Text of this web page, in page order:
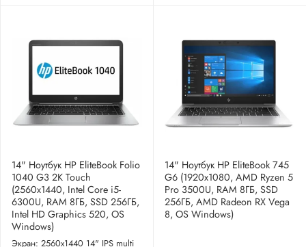
14" Ноутбук HP EliteBook Folio
1040 G3 2K Touch
(2560x1440, Intel Core i5-
6300U, RAM 8ГБ, SSD 256ГБ,
Intel HD Graphics 520, OS
Windows)
Экран: 2560x1440 14" IPS multi
14" Ноутбук HP EliteBook 745
G6 (1920x1080, AMD Ryzen 5
Pro 3500U, RAM 8ГБ, SSD
256ГБ, AMD Radeon RX Vega
8, OS Windows)